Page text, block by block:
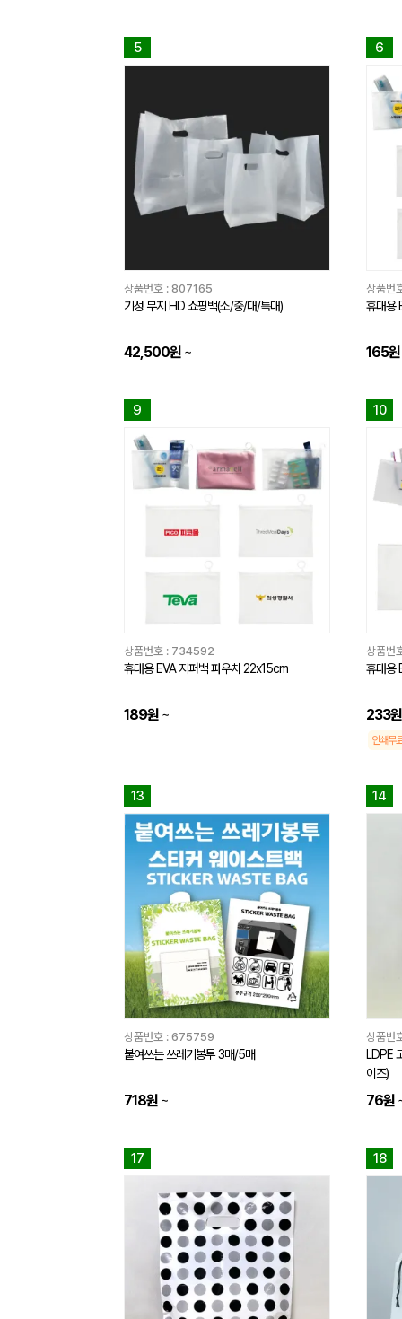
5
상품번호 : 807165
기성 무지 HD 쇼핑백(소/중/대/특대)
42,500원 ~
6
상품번
휴대용
165원
9
상품번호 : 734592
휴대용 EVA 지퍼백 파우치 22x15cm
189원 ~
10
상품번
휴대용
233원
인쇄무
13
상품번호 : 675759
붙여쓰는 쓰레기봉투 3매/5매
718원 ~
14
상품번
LDPE
이즈)
76원
17 18